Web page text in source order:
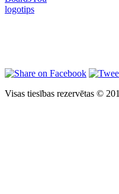
Visas tiesības rezervētas ©